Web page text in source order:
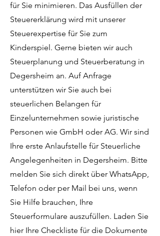
für Sie minimieren. Das Ausfüllen der
Steuererklärung wird mit unserer
Steuerexpertise für Sie zum
Kinderspiel. Gerne bieten wir auch
Steuerplanung und Steuerberatung in
Degersheim an. Auf Anfrage
unterstützen wir Sie auch bei
steuerlichen Belangen für
Einzelunternehmen sowie juristische
Personen wie GmbH oder AG. Wir sind
Ihre erste Anlaufstelle für Steuerliche
Angelegenheiten in Degersheim. Bitte
melden Sie sich direkt über WhatsApp,
Telefon oder per Mail bei uns, wenn
Sie Hilfe brauchen, Ihre
Steuerformulare auszufüllen. Laden Sie
hier Ihre Checkliste für die Dokumente